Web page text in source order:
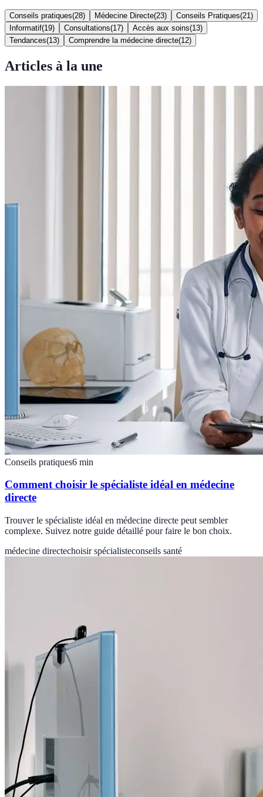
Conseils pratiques(28) Médecine Directe(23) Conseils Pratiques(21 )
Informatif(19) Consultations(17) Accès aux soins(13)
Tendances(13) Comprendre la médecine directe(12)
Articles à la une
Conseils pratiques6 min
Comment choisir le spécialiste idéal en médecine
directe
Trouver le spécialiste idéal en médecine directe peut sembler
complexe. Suivez notre guide détaillé pour faire le bon choix.
médecine directechoisir spécialisteconseils santé